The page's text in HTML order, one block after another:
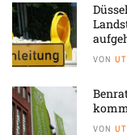
VON
VON